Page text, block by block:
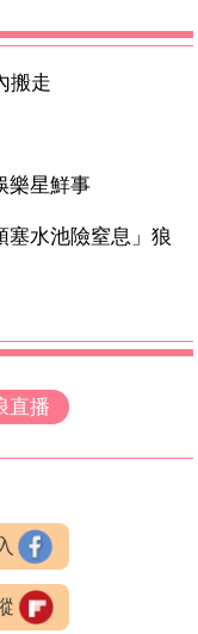
搬走
樂星鮮事
塞水池險窒息」狼
直播